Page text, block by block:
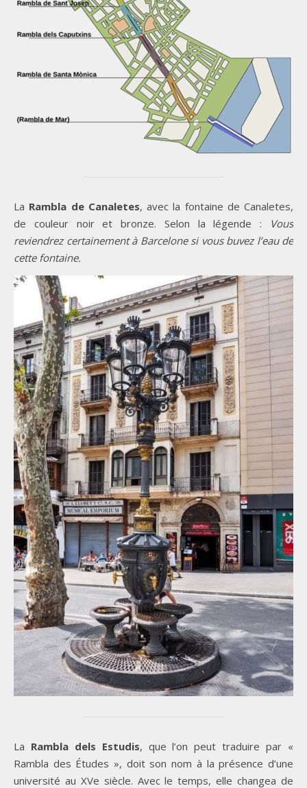
La Rambla de Canaletes, avec la fontaine de Canaletes,
de couleur noir et bronze. Selon la légende : Vous
reviendrez certainement à Barcelone si vous buvez l’eau de
cette fontaine.
La Rambla dels Estudis, que l’on peut traduire par «
Rambla des Études », doit son nom à la présence d’une
université au XVe siècle. Avec le temps, elle changea de